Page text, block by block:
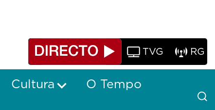
TVG RG
Cultura
O Tempo